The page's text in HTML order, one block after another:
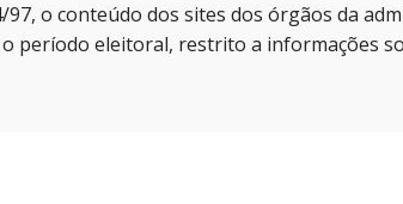
97, o conteúdo dos sites dos órgãos da
período eleitoral, restrito a informações